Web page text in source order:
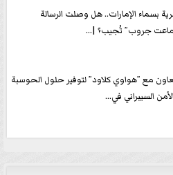
بسماء الإمارات.. هل وصلت الرسالة
جروب” تُجيب؟ |...
مع ”هواوي كلاود” لتوفير حلول الحوسبة
السيبراني في...